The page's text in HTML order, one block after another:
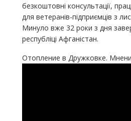
безкоштовні консультації,
для ветеранів-підприємців з
Минуло вже 32 роки з дня
республіці Афганістан.
Отопление в Дружковке.